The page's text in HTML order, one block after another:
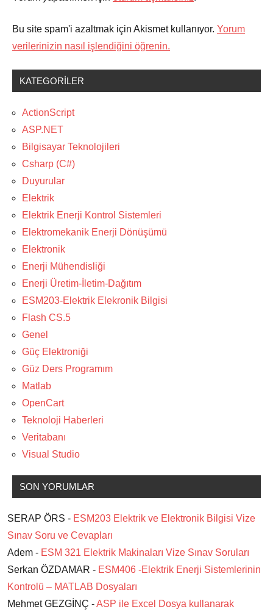
Bu site spam'i azaltmak için Akismet kullanıyor. Yorum
verilerinizin nasıl işlendiğini öğrenin.
KATEGORILER
ActionScript
ASP.NET
Bilgisayar Teknolojileri
Csharp (C#)
Duyurular
Elektrik
Elektrik Enerji Kontrol Sistemleri
Elektromekanik Enerji Dönüşümü
Elektronik
Enerji Mühendisliği
Enerji Üretim-İletim-Dağıtım
ESM203-Elektrik Elekronik Bilgisi
Flash CS.5
Genel
Güç Elektroniği
Güz Ders Programım
Matlab
OpenCart
Teknoloji Haberleri
Veritabanı
Visual Studio
SON YORUMLAR
SERAP ÖRS - ESM203 Elektrik ve Elektronik Bilgisi Vize
Sınav Soru ve Cevapları
Adem - ESM 321 Elektrik Makinaları Vize Sınav Soruları
Serkan ÖZDAMAR - ESM406 -Elektrik Enerji Sistemlerinin
Kontrolü – MATLAB Dosyaları
Mehmet GEZGİNÇ -ASP ile Excel Dosya kullanarak